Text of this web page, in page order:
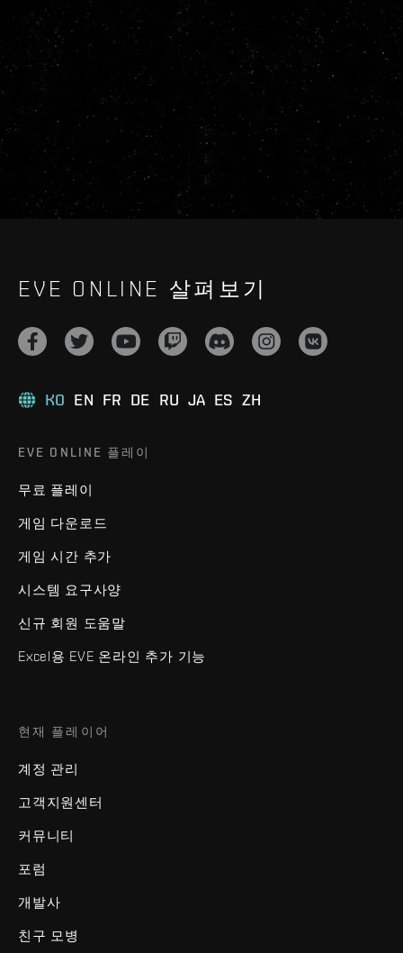
EVE ONLINE 살펴보기
KO EN FR DE RU JA ES ZH
EVE ONLINE 플레이
무료 플레이
게임 다운로드
게임 시간 추가
시스템 요구사양
신규 회원 도움말
Excel용 EVE 온라인 추가 기능
현재 플레이어
계정 관리
고객지원센터
커뮤니티
포럼
개발사
친구 모병